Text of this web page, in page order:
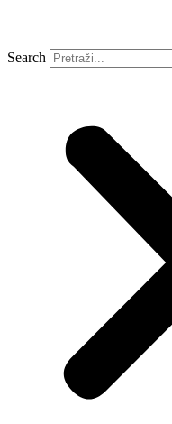
Search